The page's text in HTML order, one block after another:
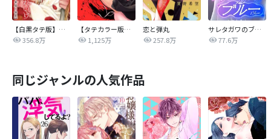
【白黒タテ版】孕むまで乱れいけ～身代わり花嫁と軍服の猛愛
356.8万
【タテカラー版】漣蒼士に処女を捧ぐ～さあ、じっくり愛でましょうか
1,125万
恋と弾丸
257.8万
サレタガワのブルー【タテヨミ】
77.6万
同じジャンルの人気作品